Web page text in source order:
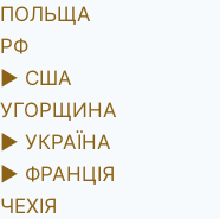
ПОЛЬЩА
РФ
► США
УГОРЩИНА
► УКРАЇНА
► ФРАНЦІЯ
ЧЕХІЯ